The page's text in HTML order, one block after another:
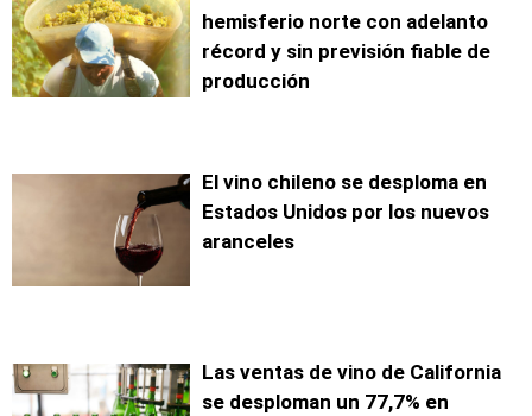
hemisferio norte con adelanto
récord y sin previsión fiable de
producción
El vino chileno se desploma en
Estados Unidos por los nuevos
aranceles
Las ventas de vino de California
se desploman un 77,7% en